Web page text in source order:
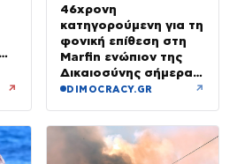
↗
46χρονη
κατηγορούμενη για τη
φονική επίθεση στη
Marfin ενώπιον της
Δικαιοσύνης σήμερα –
Τα στοιχεία που την
DIMOCRACY.GR ↗